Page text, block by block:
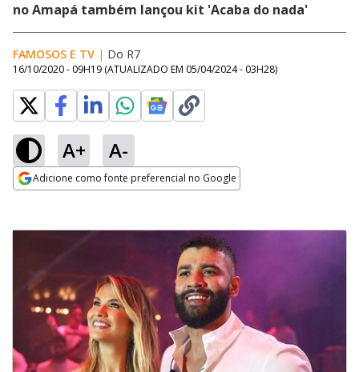
no Amapá também lançou kit 'Acaba do nada'
FAMOSOS E TV | Do R7
16/10/2020 - 09H19 (ATUALIZADO EM 05/04/2024 - 03H28)
A+ A-
Adicione como fonte preferencial no Google